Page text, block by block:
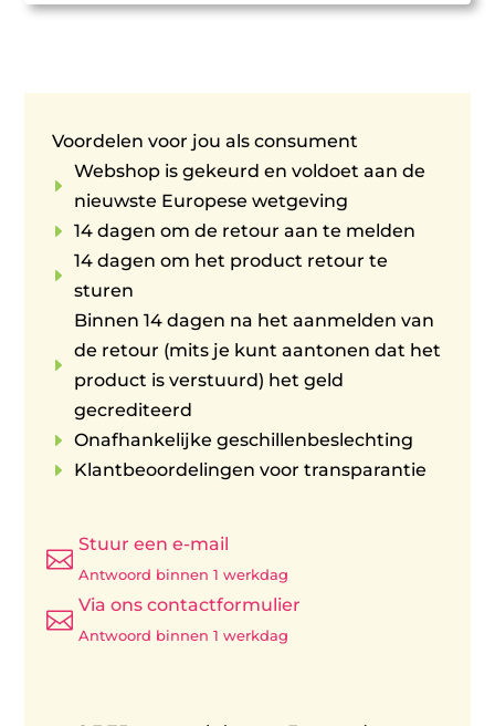
Voordelen voor jou als consument
E
Webshop is gekeurd en voldoet aan de
nieuwste Europese wetgeving
E 14 dagen om de retour aan te melden
E
14 dagen om het product retour te
sturen
E
Binnen 14 dagen na het aanmelden van
de retour (mits je kunt aantonen dat het
product is verstuurd) het geld
gecrediteerd
E Onafhankelijke geschillenbeslechting
E Klantbeoordelingen voor transparantie

Stuur een e-mail
Antwoord binnen 1 werkdag

Via ons contactformulier
Antwoord binnen 1 werkdag